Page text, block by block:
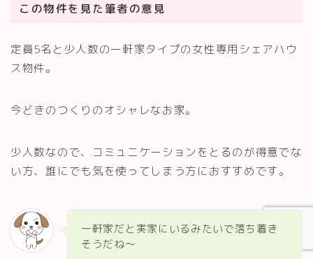
この物件を見た筆者の意見
定員5名と少人数の一軒家タイプの女性専用シェアハウ
ス物件。
今どきのつくりのオシャレなお家。
少人数なので、コミュニケーションをとるのが得意でな
い方、誰にでも気を使ってしまう方におすすめです。
一軒家だと実家にいるみたいで落ち着き
そうだね～